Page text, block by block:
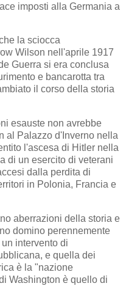
imposti alla Germania a
la sciocca
Wilson nell'aprile 1917
Guerra si era conclusa
e bancarotta tra
il corso della storia
esauste non avrebbe
al Palazzo d'Inverno nella
l'ascesa di Hitler nella
di un esercito di veterani
dalla perdita di
in Polonia, Francia e
aberrazioni della storia e
domino perennemente
intervento di
e quella dei
è la "nazione
Washington è quello di